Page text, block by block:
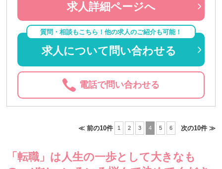
求人詳細ページへ
質問・相談もこちら！他の求人のご紹介も可能！
求人について問い合わせる
電話で問い合わせる
≪ 前の10件 1 2 3 4 5 6 次の10件 ≫
「転職」は人生の一歩として大きなも